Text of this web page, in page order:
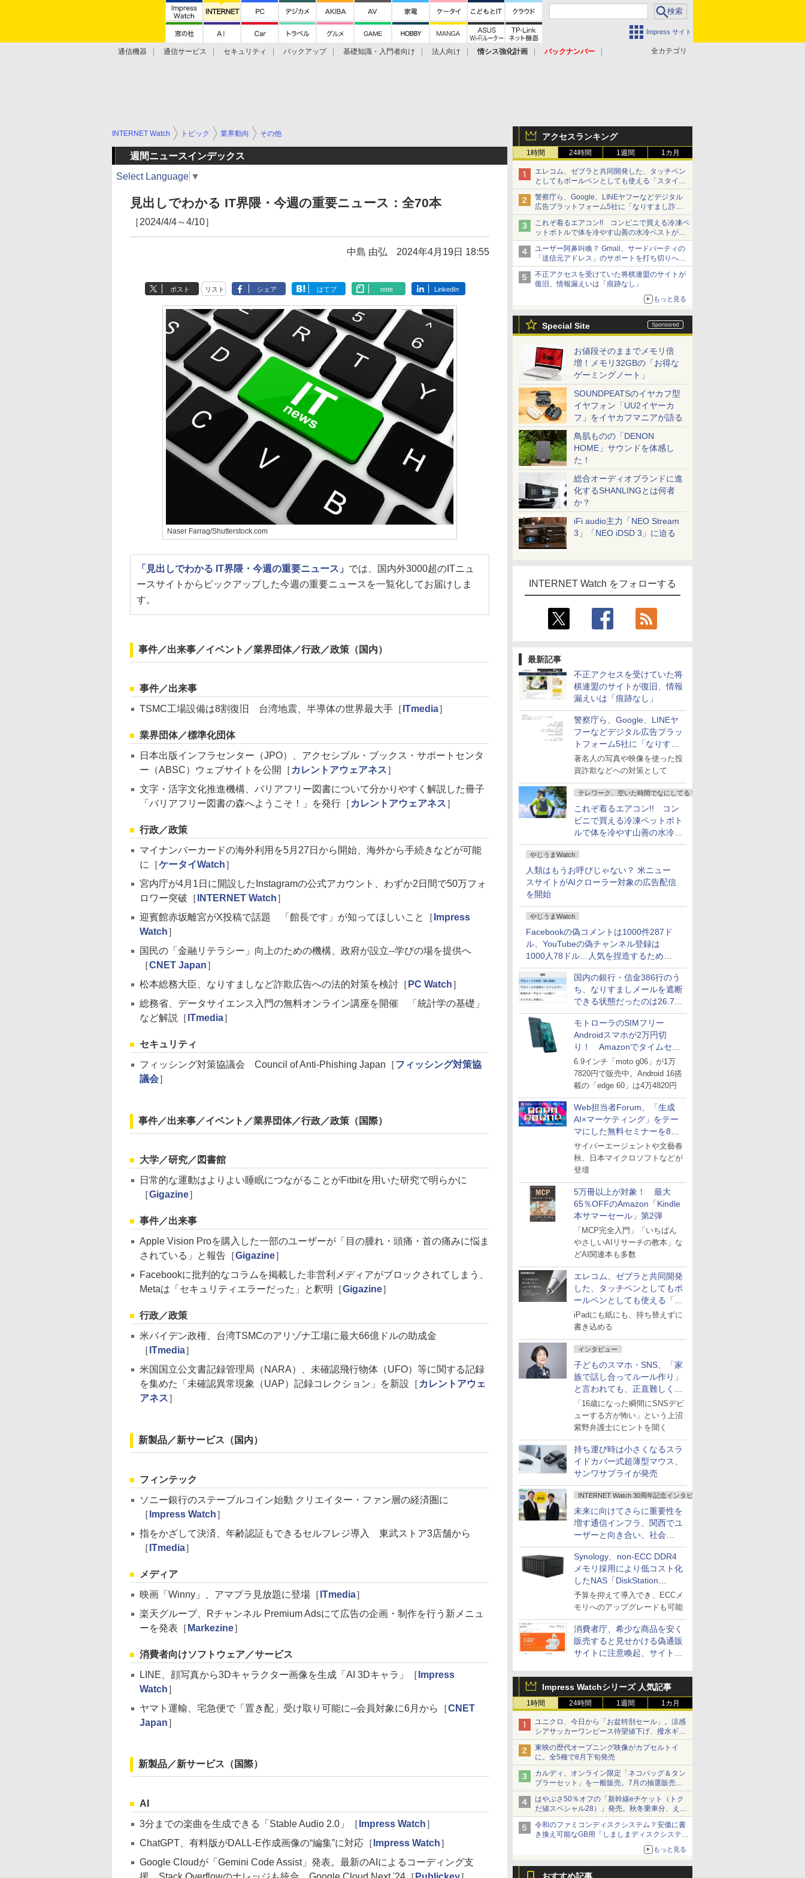
Impress サイト
全カテゴリ
通信機器 通信サービス セキュリティ バックアップ 基礎知識・入門者向け 法人向け 情シス強化計画
バックナンバー
アクセスランキング
1時間 24時間 1週間 1カ月
エレコム、ゼブラと共同開発した、タッチペン
としてもボールペンとしても使える「スタイラ
スツーウェイ」発売 iPadにも紙にも、持ち替
えずに書き込める
警察庁ら、Google、LINEヤフーなどデジタル
広告プラットフォーム5社に「なりすまし詐欺
広告」対策強化を要請 著名人の写真や映像を
使った投資詐欺などへの対策として
これぞ着るエアコン!! コンビニで買える冷凍ペ
ットボトルで体を冷やす山善の水冷ベストがロ
ードバイクにちょうどいい【ぼっち・ざ・ろー
ど！その14】【空いた時間でなにしてる？】
ユーザー阿鼻叫喚？ Gmail、サードパーティの
「送信元アドレス」のサポートを打ち切りへ
【やじうまWatch】
不正アクセスを受けていた将棋連盟のサイトが
復旧、情報漏えいは「痕跡なし」
もっと見る
Special Site
お値段そのままでメモリ倍
増！メモリ32GBの「お得な
ゲーミングノート」
SOUNDPEATSのイヤカフ型
イヤフォン「UU2イヤーカ
フ」をイヤカフマニアが語る
鳥肌ものの「DENON
HOME」サウンドを体感し
た！
総合オーディオブランドに進
化するSHANLINGとは何者
か？
iFi audio主力「NEO Stream
3」「NEO iDSD 3」に迫る
INTERNET Watch をフォローする
最新記事
不正アクセスを受けていた将
棋連盟のサイトが復旧、情報
漏えいは「痕跡なし」
警察庁ら、Google、LINEヤ
フーなどデジタル広告プラッ
トフォーム5社に「なりすま
し詐欺広告」対策強化を要請
著名人の写真や映像を使った投
資詐欺などへの対策として
テレワーク、空いた時間でなにしてる？
これぞ着るエアコン!! コン
ビニで買える冷凍ペットボト
ルで体を冷やす山善の水冷ベ
ストがロードバイクにちょう
どいい【ぼっち・ざ・ろー
ど！その14】
やじうまWatch
人類はもうお呼びじゃない？ 米ニュー
スサイトがAIクローラー対象の広告配信
を開始
やじうまWatch
Facebookの偽コメントは1000件287ド
ル、YouTubeの偽チャンネル登録は
1000人78ドル…人気を捏造するための
価格リストが公開中
国内の銀行・信金386行のう
ち、なりすましメールを遮断
できる状態だったのは26.7％
にとどまる～GMOブランド
セキュリティ調査
モトローラのSIMフリー
Androidスマホが2万円切
り！ Amazonでタイムセー
ル
6.9インチ「moto g06」が1万
7820円で販売中。Android 16搭
載の「edge 60」は4万4820円
Web担当者Forum、「生成
AI×マーケティング」をテー
マにした無料セミナーを8月
27日にオンライン開催
サイバーエージェントや文藝春
秋、日本マイクロソフトなどが
登壇
5万冊以上が対象！ 最大
65％OFFのAmazon「Kindle
本サマーセール」第2弾
「MCP完全入門」「いちばん
やさしいAIリサーチの教本」な
どAI関連本も多数
エレコム、ゼブラと共同開発
した、タッチペンとしてもボ
ールペンとしても使える「ス
タイラスツーウェイ」発売
iPadにも紙にも、持ち替えずに
書き込める
インタビュー
子どものスマホ・SNS、「家
族で話し合ってルール作り」
と言われても、正直難しくな
いですか？
「16歳になった瞬間にSNSデビ
ューする方が怖い」という上沼
紫野弁護士にヒントを聞く
持ち運び時は小さくなるスラ
イドカバー式超薄型マウス、
サンワサプライが発売
INTERNET Watch 30周年記念インタビュー
未来に向けてさらに重要性を
増す通信インフラ、関西でユ
ーザーと向き合い、社会
の“あたらしい”を起動し続け
る～オプテージ
Synology、non-ECC DDR4
メモリ採用により低コスト化
したNAS「DiskStation
neo+」シリーズ
予算を抑えて導入でき、ECCメ
モリへのアップグレードも可能
消費者庁、希少な商品を安く
販売すると見せかける偽通販
サイトに注意喚起、サイト名
Impress Watchシリーズ 人気記事
1時間 24時間 1週間 1カ月
ユニクロ、今日から「お盆特別セール」。涼感
シアサッカーワンピース待望値下げ、撥水ギア
ショーツは1990円に
東映の歴代オープニング映像がカプセルトイ
に。全5種で8月下旬発売
カルディ、オンライン限定「ネコバッグ＆タン
ブラーセット」を一般販売。7月の抽選販売の
当選無効分
はやぶさ50％オフの「新幹線eチケット（トク
だ値スペシャル28）」発売。秋冬乗車分、えき
ねっと限定
令和のファミコンディスクシステム？安価に書
き換え可能なGB用「しましまディスクシステ
もっと見る
INTERNET Watch トピック 業界動向 その他
週間ニュースインデックス
Select Language ▼
見出しでわかる IT界隈・今週の重要ニュース：全70本
［2024/4/4～4/10］
中島 由弘 2024年4月19日 18:55
ポスト リスト シェア はてブ note LinkedIn
Naser Farrag/Shutterstock.com
「見出しでわかる IT界隈・今週の重要ニュース」 では、国内外3000超のITニュ
ースサイトからピックアップした今週の重要ニュースを一覧化してお届けしま
す。
事件／出来事／イベント／業界団体／行政／政策（国内）
事件／出来事
TSMC工場設備は8割復旧 台湾地震、半導体の世界最大手［ ITmedia］
業界団体／標準化団体
日本出版インフラセンター（JPO）、アクセシブル・ブックス・サポートセンタ
ー（ABSC）ウェブサイトを公開［ カレントアウェアネス］
文字・活字文化推進機構、バリアフリー図書について分かりやすく解説した冊子
「バリアフリー図書の森へようこそ！」を発行［ カレントアウェアネス］
行政／政策
マイナンバーカードの海外利用を5月27日から開始、海外から手続きなどが可能
に［ケータイWatch］
宮内庁が4月1日に開設したInstagramの公式アカウント、わずか2日間で50万フォ
ロワー突破［ INTERNET Watch］
迎賓館赤坂離宮がX投稿で話題 「館長です」が知ってほしいこと［ Impress
Watch］
国民の「金融リテラシー」向上のための機構、政府が設立--学びの場を提供へ
［CNET Japan］
松本総務大臣、なりすましなど詐欺広告への法的対策を検討［ PC Watch］
総務省、データサイエンス入門の無料オンライン講座を開催 「統計学の基礎」
など解説［ ITmedia］
セキュリティ
フィッシング対策協議会 Council of Anti-Phishing Japan［フィッシング対策協
議会］
事件／出来事／イベント／業界団体／行政／政策（国際）
大学／研究／図書館
日常的な運動はよりよい睡眠につながることがFitbitを用いた研究で明らかに
［Gigazine］
事件／出来事
Apple Vision Proを購入した一部のユーザーが「目の腫れ・頭痛・首の痛みに悩ま
されている」と報告［Gigazine］
Facebookに批判的なコラムを掲載した非営利メディアがブロックされてしまう、
Metaは「セキュリティエラーだった」と釈明［Gigazine］
行政／政策
米バイデン政権、台湾TSMCのアリゾナ工場に最大66億ドルの助成金
［ ITmedia］
米国国立公文書記録管理局（NARA）、未確認飛行物体（UFO）等に関する記録
を集めた「未確認異常現象（UAP）記録コレクション」を新設［ カレントアウェ
アネス］
新製品／新サービス（国内）
フィンテック
ソニー銀行のステーブルコイン始動 クリエイター・ファン層の経済圏に
［ Impress Watch］
指をかざして決済、年齢認証もできるセルフレジ導入 東武ストア3店舗から
［ ITmedia］
メディア
映画「Winny」、アマプラ見放題に登場［ ITmedia］
楽天グループ、Rチャンネル Premium Adsにて広告の企画・制作を行う新メニュ
ーを発表［ Markezine］
消費者向けソフトウェア／サービス
LINE、顔写真から3Dキャラクター画像を生成「AI 3Dキャラ」［ Impress
Watch］
ヤマト運輸、宅急便で「置き配」受け取り可能に--会員対象に6月から［CNET
Japan］
新製品／新サービス（国際）
AI
3分までの楽曲を生成できる「Stable Audio 2.0」［ Impress Watch］
ChatGPT、有料版がDALL-E作成画像の“編集”に対応［ Impress Watch］
Google Cloudが「Gemini Code Assist」発表。最新のAIによるコーディング支